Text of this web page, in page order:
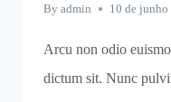
By admin 10 de junho
Arcu non odio
dictum sit. Nunc